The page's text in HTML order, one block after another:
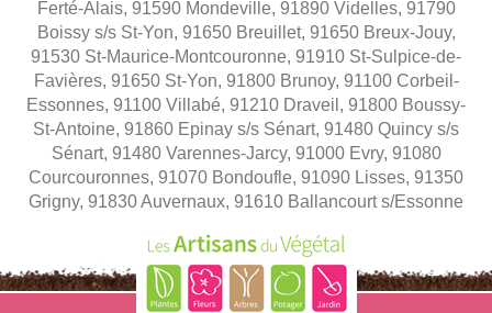
Ferté-Alais, 91590 Mondeville, 91890 Videlles, 91790
Boissy s/s St-Yon, 91650 Breuillet, 91650 Breux-Jouy,
91530 St-Maurice-Montcouronne, 91910 St-Sulpice-de-
Favières, 91650 St-Yon, 91800 Brunoy, 91100 Corbeil-
Essonnes, 91100 Villabé, 91210 Draveil, 91800 Boussy-
St-Antoine, 91860 Epinay s/s Sénart, 91480 Quincy s/s
Sénart, 91480 Varennes-Jarcy, 91000 Evry, 91080
Courcouronnes, 91070 Bondoufle, 91090 Lisses, 91350
Grigny, 91830 Auvernaux, 91610 Ballancourt s/Essonne